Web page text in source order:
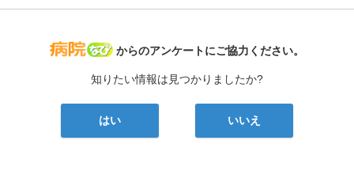
病院なび
からのアンケートにご協力ください。
知りたい情報は見つかりましたか?
はい いいえ